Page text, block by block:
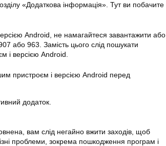
«Додаткова інформація». Тут ви побачите
Android, не намагайтеся завантажити або
або 963. Замість цього слід пошукати
і версією Android.
пристроєм і версією Android перед
додаток.
вам слід негайно вжити заходів, щоб
проблеми, зокрема пошкодження програм і